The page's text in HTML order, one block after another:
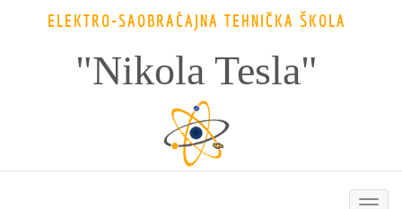
ELEKTRO-SAOBRAĆAJNA TEHNIČKA ŠKOLA
"Nikola Tesla"